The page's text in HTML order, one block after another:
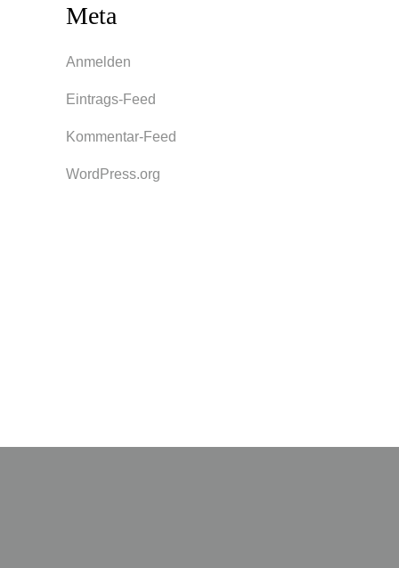
Meta
Anmelden
Eintrags-Feed
Kommentar-Feed
WordPress.org